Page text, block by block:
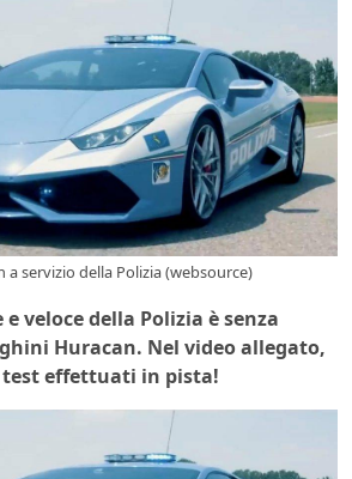
servizio della Polizia (websource)
veloce della Polizia è senza
Huracan. Nel video allegato,
test effettuati in pista!